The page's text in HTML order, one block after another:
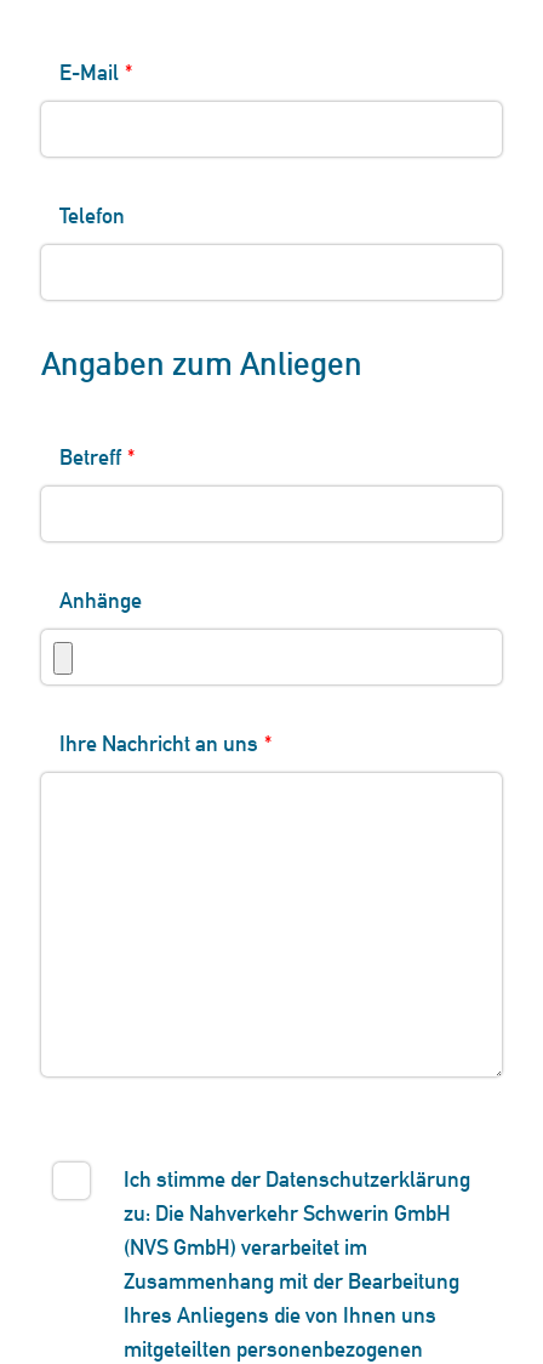
E-Mail *
Telefon
Angaben zum Anliegen
Betreff *
Anhänge
Ihre Nachricht an uns *
Ich stimme der Datenschutzerklärung
zu: Die Nahverkehr Schwerin GmbH
(NVS GmbH) verarbeitet im
Zusammenhang mit der Bearbeitung
Ihres Anliegens die von Ihnen uns
mitgeteilten personenbezogenen